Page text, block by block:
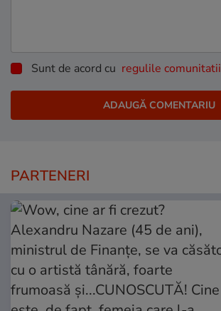
Sunt de acord cu regulile comunitatii
PARTENERI